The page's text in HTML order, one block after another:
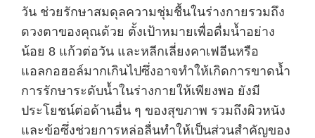
วัน ช่วยรักษาสมดุลความชุ่มชื้นในร่างกายรวมถึง
ดวงตาของคุณด้วย ตั้งเป้าหมายเพื่อดื่มน้ำอย่าง
น้อย 8 แก้วต่อวัน และหลีกเลี่ยงคาเฟอีนหรือ
แอลกอฮอล์มากเกินไปซึ่งอาจทำให้เกิดการขาดน้ำ
การรักษาระดับน้ำในร่างกายให้เพียงพอ ยังมี
ประโยชน์ต่อด้านอื่น ๆ ของสุขภาพ รวมถึงผิวหนัง
และข้อซึ่งช่วยการหล่อลื่นทำให้เป็นส่วนสำคัญของ